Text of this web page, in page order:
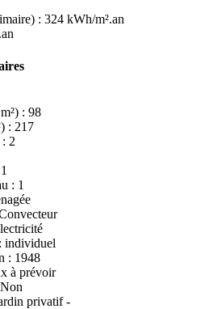
: 324 kWh/m².an
: 98
: 217
2
1
: 1
individuel
: 1948
à prévoir
Non
privatif -